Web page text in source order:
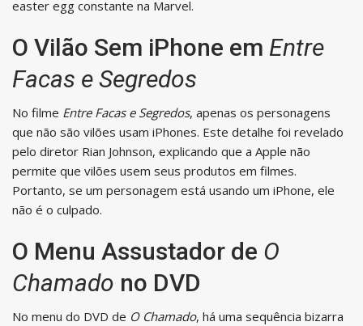
easter egg constante na Marvel.
O Vilão Sem iPhone em Entre
Facas e Segredos
No filme Entre Facas e Segredos, apenas os personagens
que não são vilões usam iPhones. Este detalhe foi revelado
pelo diretor Rian Johnson, explicando que a Apple não
permite que vilões usem seus produtos em filmes.
Portanto, se um personagem está usando um iPhone, ele
não é o culpado.
O Menu Assustador de O
Chamado no DVD
No menu do DVD de O Chamado, há uma sequência bizarra